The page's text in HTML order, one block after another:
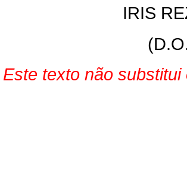
IRIS
Este texto não